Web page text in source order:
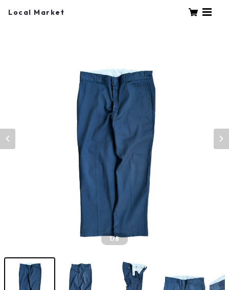
Local Market
1/8